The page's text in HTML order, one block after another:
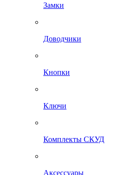
Замки
Доводчики
Кнопки
Ключи
Комплекты СКУД
Аксессуары